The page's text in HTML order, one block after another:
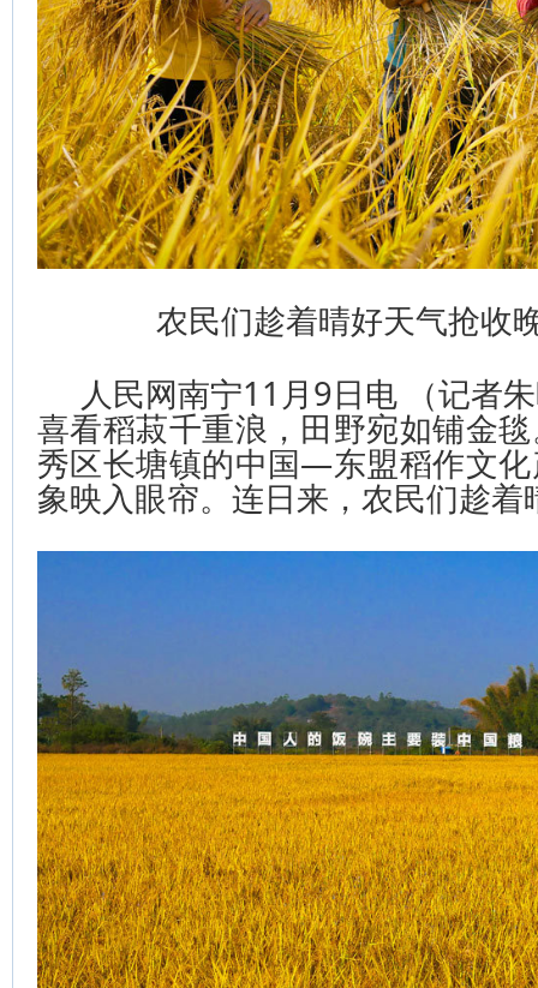
农民们趁着晴好天气抢收
人民网南宁11月9日电 （记者
喜看稻菽千重浪，田野宛如铺金
秀区长塘镇的中国—东盟稻作文
象映入眼帘。连日来，农民们趁